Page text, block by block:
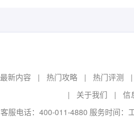
最新内容 | 热门攻略 | 热门评测 |
|
关于我们 |
信
客服电话：400-011-4880 服务时间：